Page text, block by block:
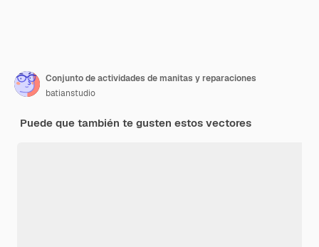
Conjunto de actividades de manitas y reparaciones
batianstudio
Puede que también te gusten estos vectores